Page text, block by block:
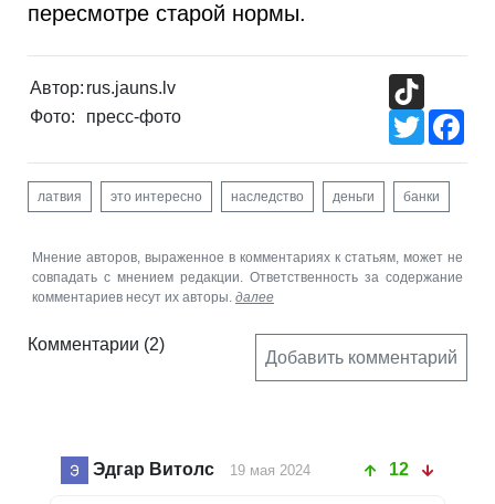
пересмотре старой нормы.
Автор: rus.jauns.lv
Фото:
пресс-фото
Twitter
латвия это интересно наследство деньги банки
Мнение авторов, выраженное в комментариях к статьям, может не
совпадать с мнением редакции. Ответственность за содержание
комментариев несут их авторы. далее
Комментарии (2)
Добавить комментарий
Эдгар Витолс 19 мая 2024 12